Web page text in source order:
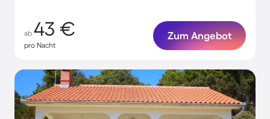
ab 43 €
pro Nacht
Zum Angebot